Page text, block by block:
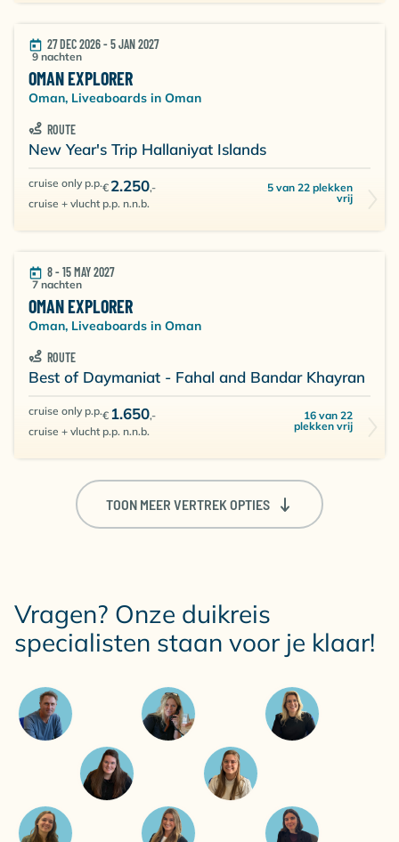
27 DEC 2026 - 5 JAN 2027
9 nachten
OMAN EXPLORER
Oman, Liveaboards in Oman
ROUTE
New Year's Trip Hallaniyat Islands
cruise only p.p.€ 2.250,-
cruise + vlucht p.p. n.n.b.
5 van 22 plekken
vrij
8 - 15 MAY 2027
7 nachten
OMAN EXPLORER
Oman, Liveaboards in Oman
ROUTE
Best of Daymaniat - Fahal and Bandar Khayran
cruise only p.p.€ 1.650,-
cruise + vlucht p.p. n.n.b.
16 van 22
plekken vrij
TOON MEER VERTREK OPTIES
Vragen? Onze duikreis
specialisten staan voor je klaar!